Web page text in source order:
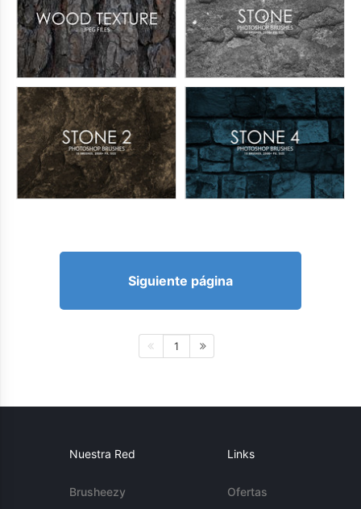
Siguiente página
1
Nuestra Red
Brusheezy
Links
Ofertas